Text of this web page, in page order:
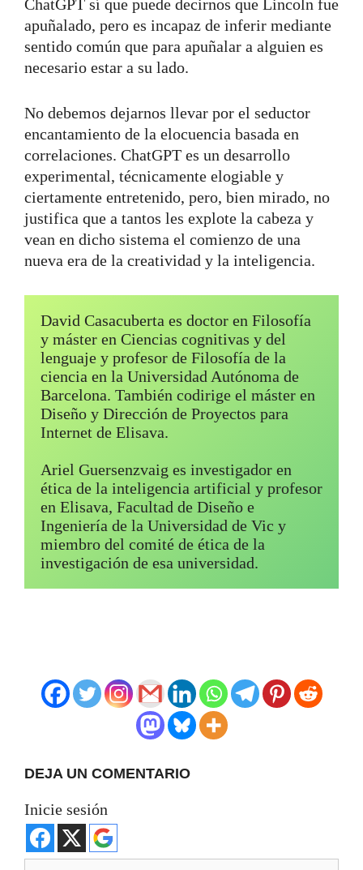
ChatGPT sí que puede decirnos que Lincoln fue
apuñalado, pero es incapaz de inferir mediante
sentido común que para apuñalar a alguien es
necesario estar a su lado.
No debemos dejarnos llevar por el seductor
encantamiento de la elocuencia basada en
correlaciones. ChatGPT es un desarrollo
experimental, técnicamente elogiable y
ciertamente entretenido, pero, bien mirado, no
justifica que a tantos les explote la cabeza y
vean en dicho sistema el comienzo de una
nueva era de la creatividad y la inteligencia.
David Casacuberta es doctor en Filosofía
y máster en Ciencias cognitivas y del
lenguaje y profesor de Filosofía de la
ciencia en la Universidad Autónoma de
Barcelona. También codirige el máster en
Diseño y Dirección de Proyectos para
Internet de Elisava.
Ariel Guersenzvaig es investigador en
ética de la inteligencia artificial y profesor
en Elisava, Facultad de Diseño e
Ingeniería de la Universidad de Vic y
miembro del comité de ética de la
investigación de esa universidad.
DEJA UN COMENTARIO
Inicie sesión